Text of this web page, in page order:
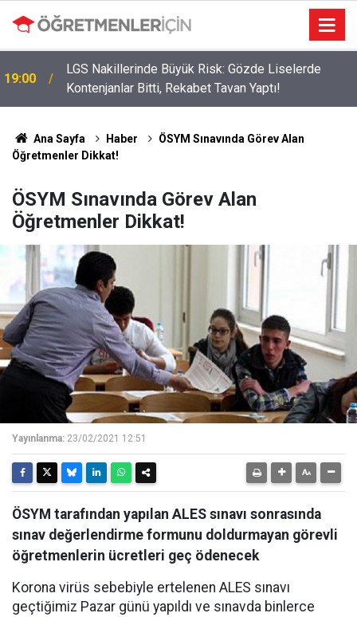
19:00
LGS Nakillerinde Büyük Risk: Gözde Liselerde
Kontenjanlar Bitti, Rekabet Tavan Yaptı!
Ana Sayfa Haber
ÖSYM Sınavında Görev Alan
Öğretmenler Dikkat!
ÖSYM Sınavında Görev Alan
Öğretmenler Dikkat!
Yayınlanma: 23/02/2021 12:51
ÖSYM tarafından yapılan ALES sınavı sonrasında
sınav değerlendirme formunu doldurmayan görevli
öğretmenlerin ücretleri geç ödenecek
Korona virüs sebebiyle ertelenen ALES sınavı
geçtiğimiz Pazar günü yapıldı ve sınavda binlerce